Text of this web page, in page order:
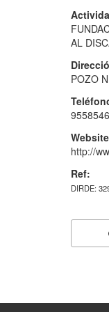
AL
POZO
Website
http://
Ref:
DIRDE: